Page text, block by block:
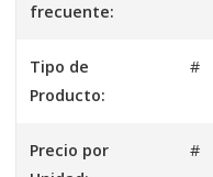
frecuente:
Tipo de
Producto:
#
Precio por
#